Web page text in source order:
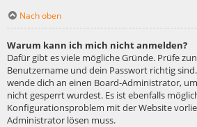
Nach oben
Warum kann ich mich nicht anmelden?
Dafür gibt es viele mögliche Gründe. Prüfe
Benutzername und dein Passwort richtig
wende dich an einen Board-Administrator,
nicht gesperrt wurdest. Es ist ebenfalls
Konfigurationsproblem mit der Website
Administrator lösen muss.